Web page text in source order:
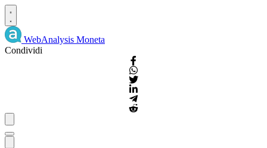
WebAnalysis Moneta
Condividi